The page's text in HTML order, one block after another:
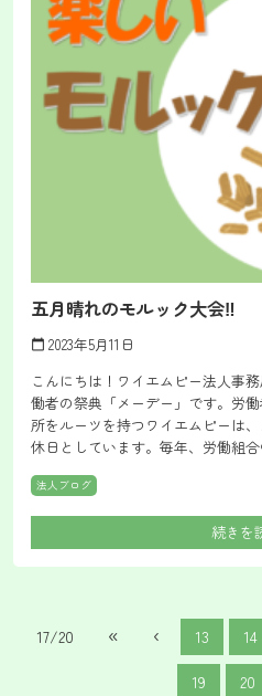
五月晴れのモルック大会‼
calendar_today 2023年5月11日
こんにちは！ワイエムピー法人事
働者の祭典「メーデー」です。労
所をルーツを持つワイエムピーは
休日としています。毎年、労働組
法人ブログ
続きを
17/20 « ‹ 13 14
19 20